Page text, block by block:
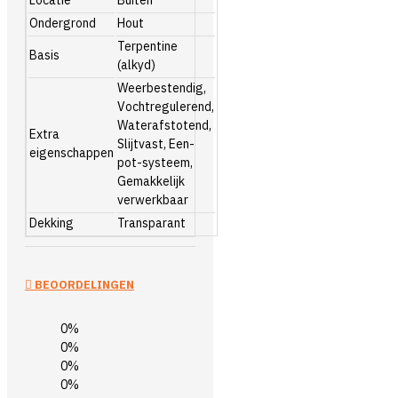
Ondergrond
Hout
Basis
Terpentine
(alkyd)
Extra
eigenschappen
Weerbestendig,
Vochtregulerend,
Waterafstotend,
Slijtvast, Een-
pot-systeem,
Gemakkelijk
verwerkbaar
Dekking
Transparant
BEOORDELINGEN
0%
0%
0%
0%